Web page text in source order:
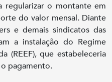
regularizar o montante em
do valor mensal. Diante
e demais sindicatos das
a instalação do Regime
(REEF), que estabeleceria
pagamento.